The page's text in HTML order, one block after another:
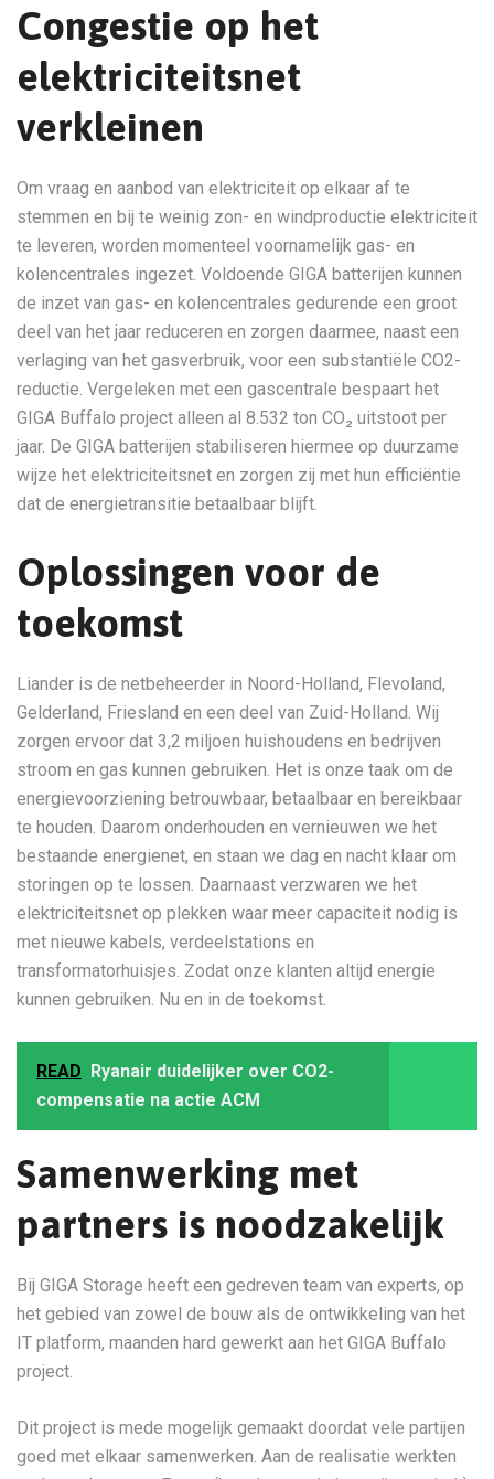
Congestie op het
elektriciteitsnet
verkleinen
Om vraag en aanbod van elektriciteit op elkaar af te
stemmen en bij te weinig zon- en windproductie elektriciteit
te leveren, worden momenteel voornamelijk gas- en
kolencentrales ingezet. Voldoende GIGA batterijen kunnen
de inzet van gas- en kolencentrales gedurende een groot
deel van het jaar reduceren en zorgen daarmee, naast een
verlaging van het gasverbruik, voor een substantiële CO2-
reductie. Vergeleken met een gascentrale bespaart het
GIGA Buffalo project alleen al 8.532 ton CO₂ uitstoot per
jaar. De GIGA batterijen stabiliseren hiermee op duurzame
wijze het elektriciteitsnet en zorgen zij met hun efficiëntie
dat de energietransitie betaalbaar blijft.
Oplossingen voor de
toekomst
Liander is de netbeheerder in Noord-Holland, Flevoland,
Gelderland, Friesland en een deel van Zuid-Holland. Wij
zorgen ervoor dat 3,2 miljoen huishoudens en bedrijven
stroom en gas kunnen gebruiken. Het is onze taak om de
energievoorziening betrouwbaar, betaalbaar en bereikbaar
te houden. Daarom onderhouden en vernieuwen we het
bestaande energienet, en staan we dag en nacht klaar om
storingen op te lossen. Daarnaast verzwaren we het
elektriciteitsnet op plekken waar meer capaciteit nodig is
met nieuwe kabels, verdeelstations en
transformatorhuisjes. Zodat onze klanten altijd energie
kunnen gebruiken. Nu en in de toekomst.
READ Ryanair duidelijker over CO2-
compensatie na actie ACM
Samenwerking met
partners is noodzakelijk
Bij GIGA Storage heeft een gedreven team van experts, op
het gebied van zowel de bouw als de ontwikkeling van het
IT platform, maanden hard gewerkt aan het GIGA Buffalo
project.
Dit project is mede mogelijk gemaakt doordat vele partijen
goed met elkaar samenwerken. Aan de realisatie werkten